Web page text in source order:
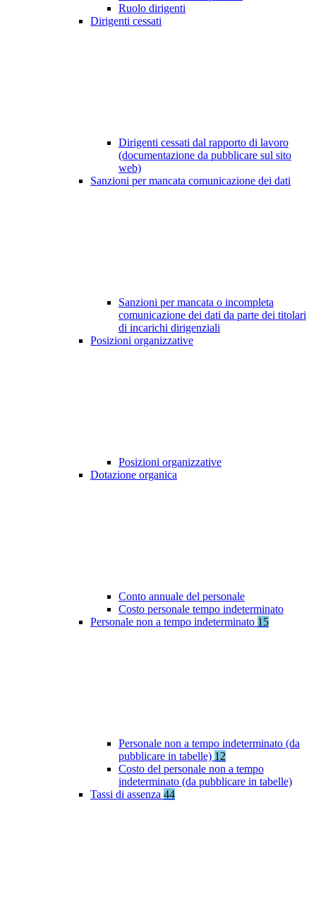
Ruolo dirigenti
Dirigenti cessati
Dirigenti cessati dal rapporto di lavoro
(documentazione da pubblicare sul sito
web)
Sanzioni per mancata comunicazione dei dati
Sanzioni per mancata o incompleta
comunicazione dei dati da parte dei titolari
di incarichi dirigenziali
Posizioni organizzative
Posizioni organizzative
Dotazione organica
Conto annuale del personale
Costo personale tempo indeterminato
Personale non a tempo indeterminato 15
Personale non a tempo indeterminato (da
pubblicare in tabelle) 12
Costo del personale non a tempo
indeterminato (da pubblicare in tabelle)
Tassi di assenza 44